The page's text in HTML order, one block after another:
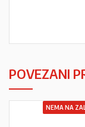
POVEZANI
NEMA NA